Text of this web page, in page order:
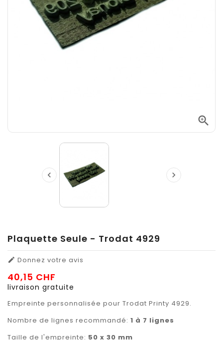

 
Plaquette Seule - Trodat 4929
 Donnez votre avis
40,15 CHF
livraison gratuite
Empreinte personnalisée pour Trodat Printy 4929.
Nombre de lignes recommandé: 1 à 7 lignes
Taille de l'empreinte: 50 x 30 mm